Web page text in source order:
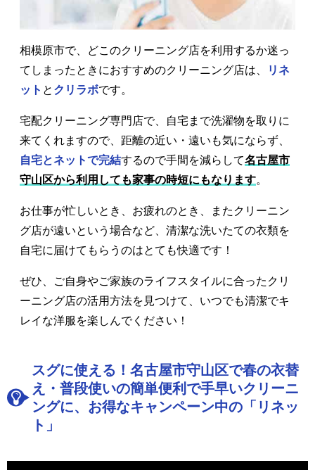
相模原市で、どこのクリーニング店を利用するか迷っ
てしまったときにおすすめのクリーニング店は、
リネ
ット と クリラボです。
宅配クリーニング専門店で、自宅まで洗濯物を取りに
来てくれますので、距離の近い・遠いも気にならず、
自宅とネットで完結するので手間を減らして名古屋市
守山区から利用しても家事の時短にもなります。
お仕事が忙しいとき、お疲れのとき、またクリーニン
グ店が遠いという場合など、清潔な洗いたての衣類を
自宅に届けてもらうのはとても快適です！
ぜひ、ご自身やご家族のライフスタイルに合ったクリ
ーニング店の活用方法を見つけて、いつでも清潔でキ
レイな洋服を楽しんでください！
スグに使える！名古屋市守山区で春の衣替
え・普段使いの簡単便利で手早いクリーニ
ングに、お得なキャンペーン中の「リネッ
ト」